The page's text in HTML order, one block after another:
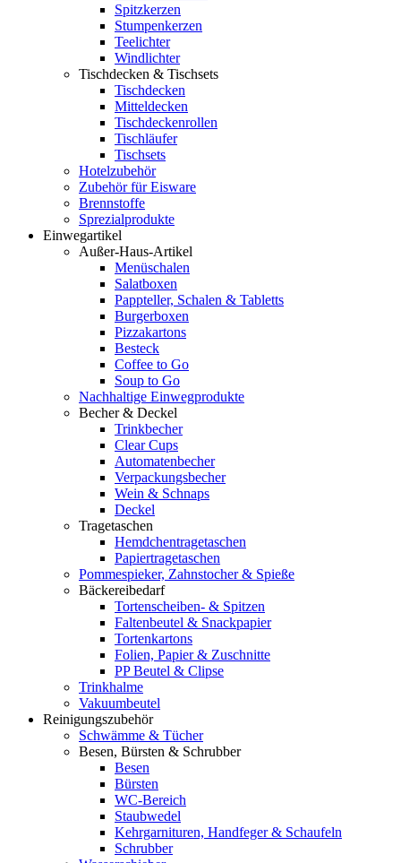
Spitzkerzen
Stumpenkerzen
Teelichter
Windlichter
Tischdecken & Tischsets
Tischdecken
Mitteldecken
Tischdeckenrollen
Tischläufer
Tischsets
Hotelzubehör
Zubehör für Eisware
Brennstoffe
Sprezialprodukte
Einwegartikel
Außer-Haus-Artikel
Menüschalen
Salatboxen
Pappteller, Schalen & Tabletts
Burgerboxen
Pizzakartons
Besteck
Coffee to Go
Soup to Go
Nachhaltige Einwegprodukte
Becher & Deckel
Trinkbecher
Clear Cups
Automatenbecher
Verpackungsbecher
Wein & Schnaps
Deckel
Tragetaschen
Hemdchentragetaschen
Papiertragetaschen
Pommespieker, Zahnstocher & Spieße
Bäckereibedarf
Tortenscheiben- & Spitzen
Faltenbeutel & Snackpapier
Tortenkartons
Folien, Papier & Zuschnitte
PP Beutel & Clipse
Trinkhalme
Vakuumbeutel
Reinigungszubehör
Schwämme & Tücher
Besen, Bürsten & Schrubber
Besen
Bürsten
WC-Bereich
Staubwedel
Kehrgarnituren, Handfeger & Schaufeln
Schrubber